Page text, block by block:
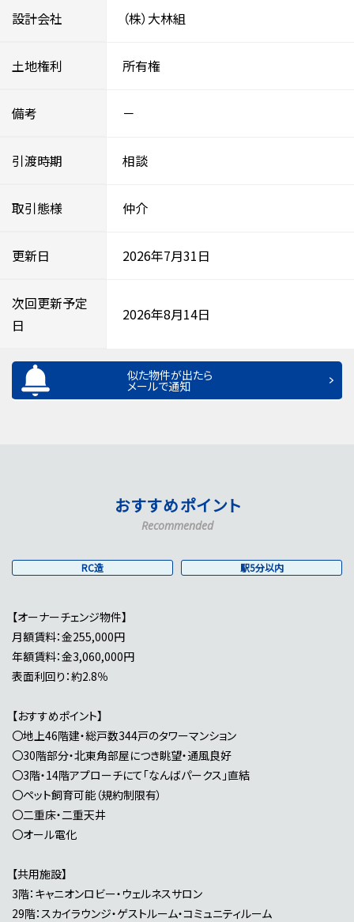
設計会社 （株）大林組
土地権利 所有権
備考 －
引渡時期 相談
取引態様 仲介
更新日 2026年7月31日
次回更新予定
日
2026年8月14日
似た物件が出たら
メールで通知
おすすめポイント
Recommended
RC造 駅5分以内
【オーナーチェンジ物件】
月額賃料：金255,000円
年額賃料：金3,060,000円
表面利回り：約2.8％
【おすすめポイント】
〇地上46階建・総戸数344戸のタワーマンション
〇30階部分・北東角部屋につき眺望・通風良好
〇3階・14階アプローチにて「なんばパークス」直結
〇ペット飼育可能（規約制限有）
〇二重床・二重天井
〇オール電化
【共用施設】
3階：キャニオンロビー・ウェルネスサロン
29階：スカイラウンジ・ゲストルーム・コミュニティルーム